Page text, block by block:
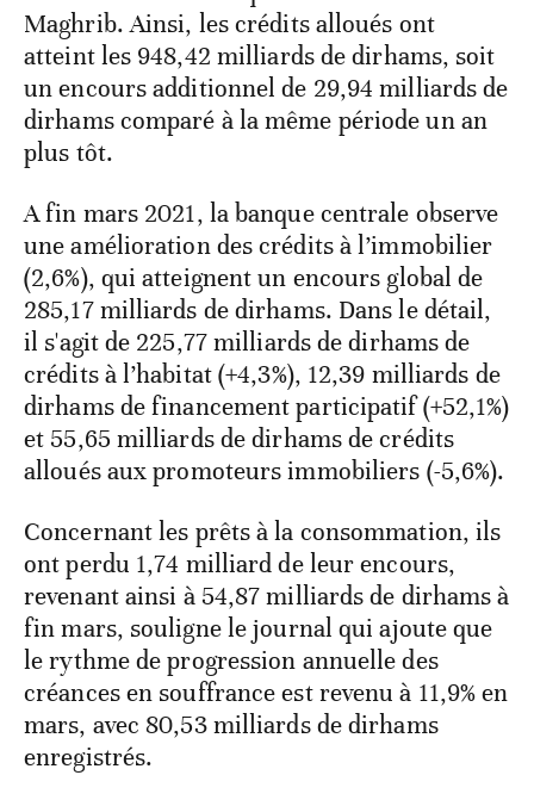
Maghrib. Ainsi, les crédits alloués ont
atteint les 948,42 milliards de dirhams, soit
un encours additionnel de 29,94 milliards de
dirhams comparé à la même période un an
plus tôt.
A fin mars 2021, la banque centrale observe
une amélioration des crédits à l’immobilier
(2,6%), qui atteignent un encours global de
285,17 milliards de dirhams. Dans le détail,
il s'agit de 225,77 milliards de dirhams de
crédits à l’habitat (+4,3%), 12,39 milliards de
dirhams de financement participatif (+52,1%)
et 55,65 milliards de dirhams de crédits
alloués aux promoteurs immobiliers (-5,6%).
Concernant les prêts à la consommation, ils
ont perdu 1,74 milliard de leur encours,
revenant ainsi à 54,87 milliards de dirhams à
fin mars, souligne le journal qui ajoute que
le rythme de progression annuelle des
créances en souffrance est revenu à 11,9% en
mars, avec 80,53 milliards de dirhams
enregistrés.